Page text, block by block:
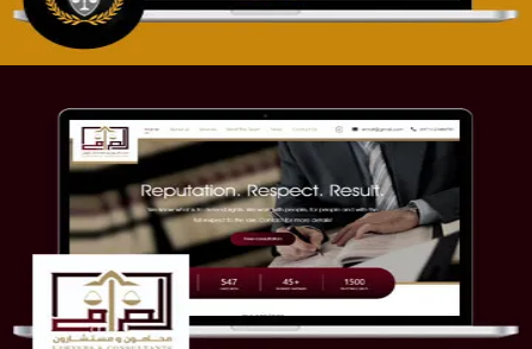
موقع الصرامي للمحاماة
التفاصيل